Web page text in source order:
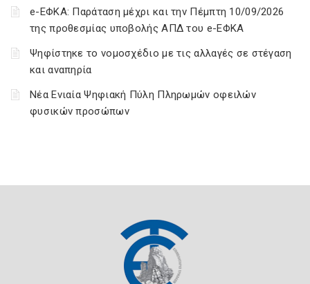
e-ΕΦΚΑ: Παράταση μέχρι και την Πέμπτη 10/09/2026
της προθεσμίας υποβολής ΑΠΔ του e-ΕΦΚΑ
Ψηφίστηκε το νομοσχέδιο με τις αλλαγές σε στέγαση
και αναπηρία
Νέα Ενιαία Ψηφιακή Πύλη Πληρωμών οφειλών
φυσικών προσώπων